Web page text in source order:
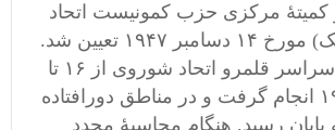
کمیتۀ مرکزی حزب کمونیست اتحاد
شوروی (بلشویک‌) مورخ ۱۴ دسامبر ۱۹۴۷ تعیین شد.
تعویض پول در سراسر قلمرو اتحاد شوروی از ۱۶ تا
۲۲ دسامبر ۱۹۴۷ انجام گرفت و در مناطق دورافتاده
به پایان رسید. هنگام محاسبۀ مجدد